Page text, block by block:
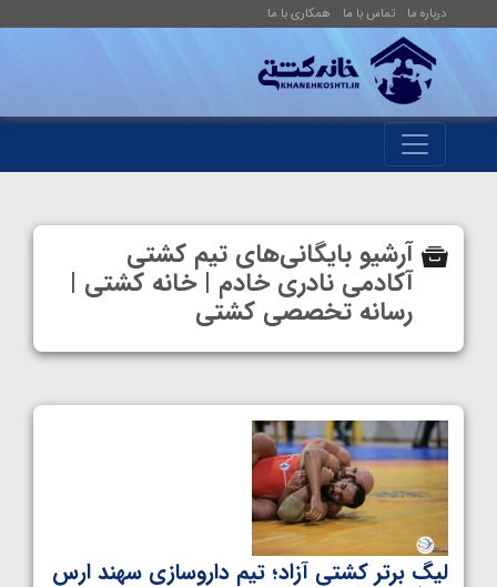
درباره ما تماس با ما همکاری با ما
آرشیو بایگانی‌های تیم کشتی
آکادمی نادری خادم | خانه کشتی |
رسانه تخصصی کشتی
لیگ برتر کشتی آزاد؛ تیم داروسازی سهند ارس